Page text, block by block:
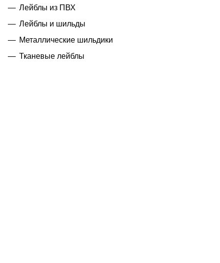
Лейблы из ПВХ
Лейблы и шильды
Металлические шильдики
Тканевые лейблы